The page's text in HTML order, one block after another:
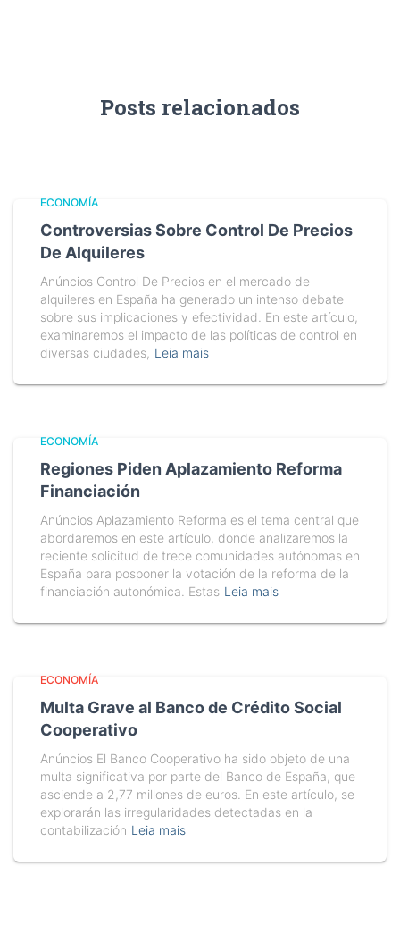
Posts relacionados
ECONOMÍA
Controversias Sobre Control De Precios
De Alquileres
Anúncios Control De Precios en el mercado de
alquileres en España ha generado un intenso debate
sobre sus implicaciones y efectividad. En este artículo,
examinaremos el impacto de las políticas de control en
diversas ciudades, Leia mais
ECONOMÍA
Regiones Piden Aplazamiento Reforma
Financiación
Anúncios Aplazamiento Reforma es el tema central que
abordaremos en este artículo, donde analizaremos la
reciente solicitud de trece comunidades autónomas en
España para posponer la votación de la reforma de la
financiación autonómica. Estas Leia mais
ECONOMÍA
Multa Grave al Banco de Crédito Social
Cooperativo
Anúncios El Banco Cooperativo ha sido objeto de una
multa significativa por parte del Banco de España, que
asciende a 2,77 millones de euros. En este artículo, se
explorarán las irregularidades detectadas en la
contabilización Leia mais